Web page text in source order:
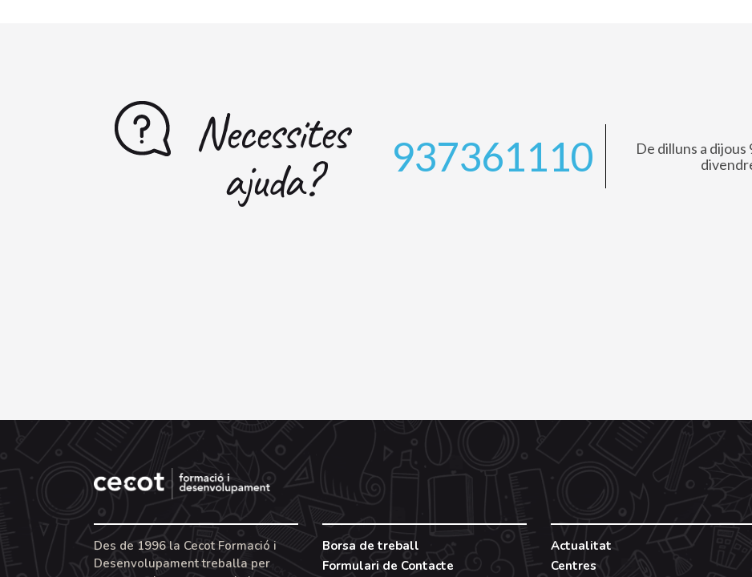
Necessites
ajuda? 937361110
De dilluns a dijous
Des de 1996 la Cecot Formació i
Desenvolupament treballa per
Borsa de treball
Formulari de Contacte
Actualitat
Centres